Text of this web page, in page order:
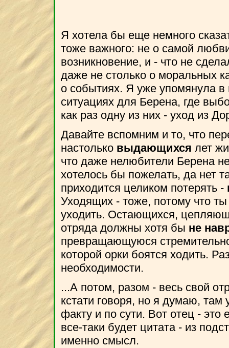
Я хотела бы еще немного
тоже важного: не о самой
возникновение, и - что не
даже не столько о моральных
о событиях. Я уже упомянула
ситуациях для Берена, где
как раз одну из них - уход из
Давайте вспомним и то, что
настолько выдающихся лет
что даже нелюбители Берена
хотелось бы пожелать, да нет
приходится целиком потерять -
Уходящих - тоже, потому что
уходить. Остающихся,
отряда должны хотя бы не
превращающуюся
которой орки боятся ходить.
необходимости.
...А потом, разом - весь свой
кстати говоря, но я думаю, там
факту и по сути. Вот отец -
все-таки будет цитата - из
именно смысл.